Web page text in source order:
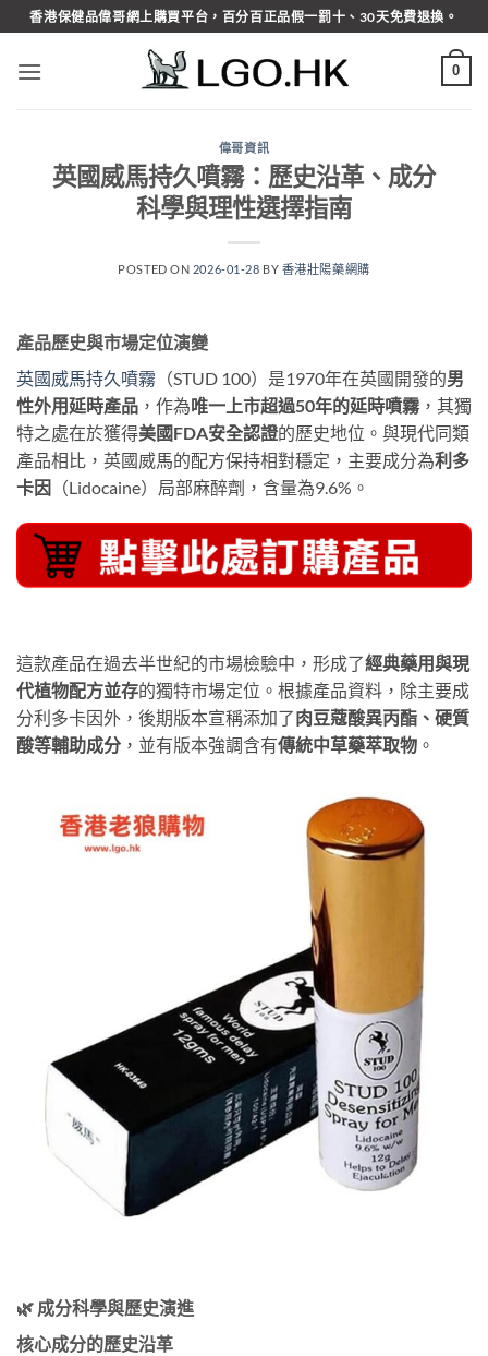
Skip
to
content
香港保健品偉哥網上購買平台，百分百正品假一罰十、30天免費退換。
0
偉哥資訊
英國威馬持久噴霧：歷史沿革、成分
科學與理性選擇指南
POSTED ON 2026-01-28 BY 香港壯陽藥網購
產品歷史與市場定位演變
英國威馬持久噴霧 （STUD 100）是1970年在英國開發的男
性外用延時產品 ，作為唯一上市超過50年的延時噴霧 ，其獨
特之處在於獲得美國FDA安全認證的歷史地位。與現代同類
產品相比，英國威馬的配方保持相對穩定，主要成分為利多
卡因 （Lidocaine）局部麻醉劑，含量為9.6%。
這款產品在過去半世紀的市場檢驗中，形成了經典藥用與現
代植物配方並存的獨特市場定位。根據產品資料，除主要成
分利多卡因外，後期版本宣稱添加了肉豆蔻酸異丙酯、硬質
酸等輔助成分 ，並有版本強調含有傳統中草藥萃取物 。
🌿 成分科學與歷史演進
核心成分的歷史沿革